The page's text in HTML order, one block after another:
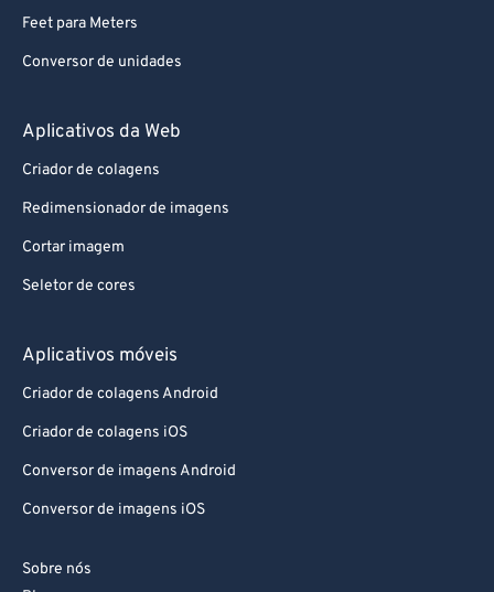
Feet para Meters
Conversor de unidades
Aplicativos da Web
Criador de colagens
Redimensionador de imagens
Cortar imagem
Seletor de cores
Aplicativos móveis
Criador de colagens Android
Criador de colagens iOS
Conversor de imagens Android
Conversor de imagens iOS
Sobre nós